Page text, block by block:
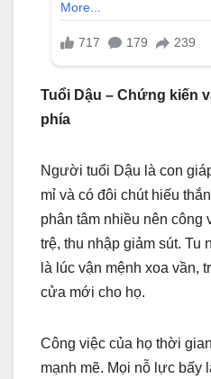
Tuổi Dậu – Chứng kiến
phía
Người tuổi Dậu là con
mỉ và có đôi chút hiếu
phân tâm nhiều nên công
trệ, thu nhập giảm sút. Tu
là lúc vận mệnh xoa vần,
cửa mới cho họ.
Công việc của họ thời
mạnh mẽ. Mọi nỗ lực bấy